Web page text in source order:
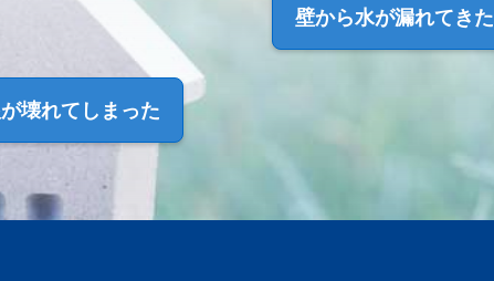
壁から水が漏れてきた
壊れてしまった